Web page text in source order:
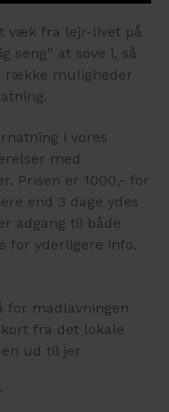
væk fra lejr-livet på
seng” at sove i, så
række muligheder
i vores
med
Prisen er 1000,- for
end 3 dage ydes
adgang til både
for yderligere info.
for madlavningen
fra det lokale
ud til jer